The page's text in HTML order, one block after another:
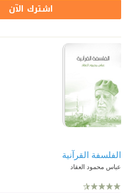
اشترك الآن
الفلسفة القرآنية
عباس محمود العقاد